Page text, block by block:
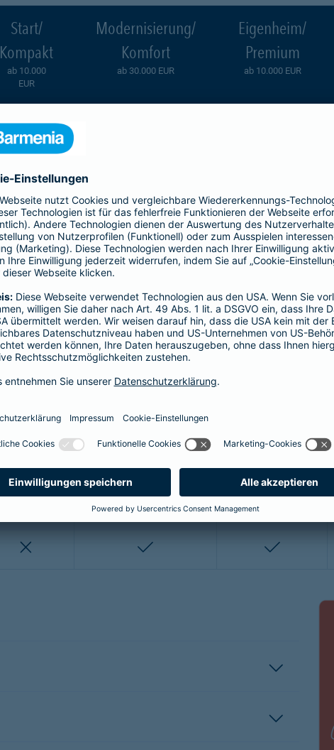
Start/
Kompakt
ab 10.000
EUR
Modernisierung/
Komfort
ab 30.000 EUR
Eigenheim/
Premium
ab 10.000 EUR
enthalten
nicht enthalten enthalten enthalten
nicht enthalten nicht enthalten enthalten
nicht enthalten nicht enthalten enthalten
enthalten enthalten enthalten
nicht enthalten nicht enthalten enthalten
nicht enthalten
enthalten enthalten